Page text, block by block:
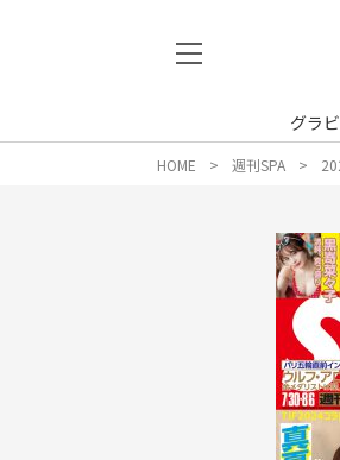
グラ
HOME 週刊SPA